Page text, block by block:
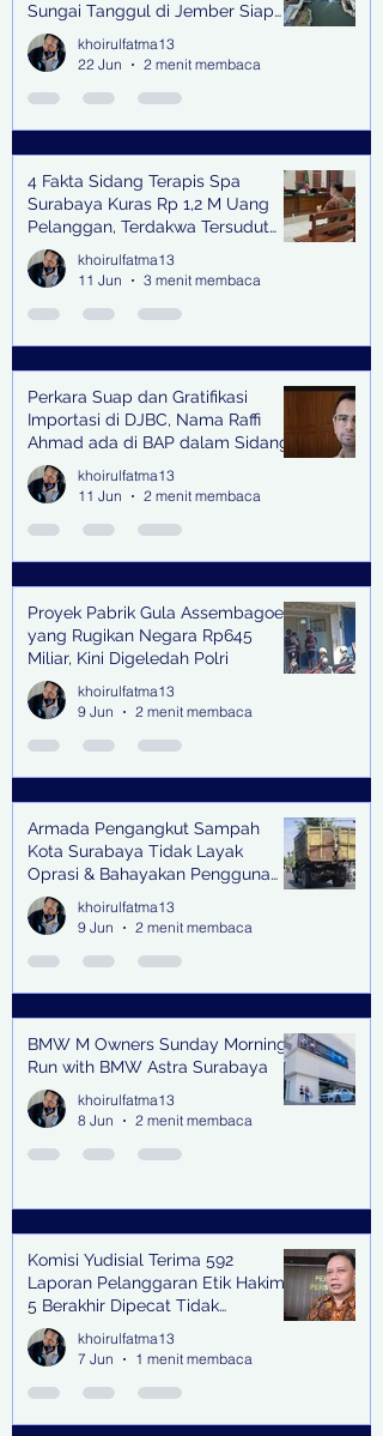
Sungai Tanggul di Jember Siap
Bangkitkan Swasembada Pangan
dan Pengendali Banjir
khoirulfatma13
22 Jun
2 menit membaca
4 Fakta Sidang Terapis Spa
Surabaya Kuras Rp 1,2 M Uang
Pelanggan, Terdakwa Tersudut
oleh Keterangan Saksi Kunci
khoirulfatma13
11 Jun
3 menit membaca
Perkara Suap dan Gratifikasi
Importasi di DJBC, Nama Raffi
Ahmad ada di BAP dalam Sidang
khoirulfatma13
11 Jun
2 menit membaca
Proyek Pabrik Gula Assembagoes
yang Rugikan Negara Rp645
Miliar, Kini Digeledah Polri
khoirulfatma13
9 Jun
2 menit membaca
Armada Pengangkut Sampah
Kota Surabaya Tidak Layak
Oprasi & Bahayakan Pengguna
Jalan
khoirulfatma13
9 Jun
2 menit membaca
BMW M Owners Sunday Morning
Run with BMW Astra Surabaya
khoirulfatma13
8 Jun
2 menit membaca
Komisi Yudisial Terima 592
Laporan Pelanggaran Etik Hakim,
5 Berakhir Dipecat Tidak
Terhormat
khoirulfatma13
7 Jun
1 menit membaca